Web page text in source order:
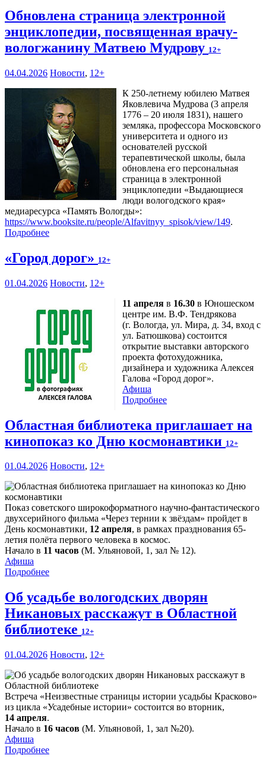
Обновлена страница электронной
энциклопедии, посвященная врачу-
вологжанину Матвею Мудрову 12+
04.04.2026 Новости, 12+
К 250-летнему юбилею Матвея
Яковлевича Мудрова (3 апреля
1776 – 20 июля 1831), нашего
земляка, профессора Московского
университета и одного из
основателей русской
терапевтической школы, была
обновлена его персональная
страница в электронной
энциклопедии «Выдающиеся
люди вологодского края»
медиаресурса «Память Вологды»:
https://www.booksite.ru/people/Alfavitnyy_spisok/view/149.
Подробнее
«Город дорог» 12+
01.04.2026 Новости, 12+
11 апреля в 16.30 в Юношеском
центре им. В.Ф. Тендрякова
(г. Вологда, ул. Мира, д. 34, вход с
ул. Батюшкова) состоится
открытие выставки авторского
проекта фотохудожника,
дизайнера и художника Алексея
Галова «Город дорог».
Афиша
Подробнее
Областная библиотека приглашает на
кинопоказ ко Дню космонавтики 12+
01.04.2026 Новости, 12+
Показ советского широкоформатного научно-фантастического
двухсерийного фильма «Через тернии к звёздам» пройдет в
День космонавтики, 12 апреля, в рамках празднования 65-
летия полёта первого человека в космос.
Начало в 11 часов (М. Ульяновой, 1, зал № 12).
Афиша
Подробнее
Об усадьбе вологодских дворян
Никановых расскажут в Областной
библиотеке 12+
01.04.2026 Новости, 12+
Встреча «Неизвестные страницы истории усадьбы Красково»
из цикла «Усадебные истории» состоится во вторник,
14 апреля.
Начало в 16 часов (М. Ульяновой, 1, зал №20).
Афиша
Подробнее